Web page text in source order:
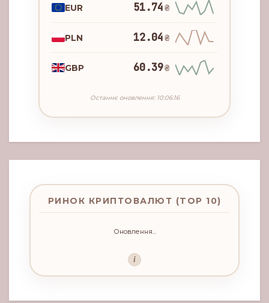
EUR 51.74₴
PLN 12.04₴
GBP 60.39₴
Останнє оновлення: 10:06:16
РИНОК КРИПТОВАЛЮТ (TOP 10)
Оновлення...
i